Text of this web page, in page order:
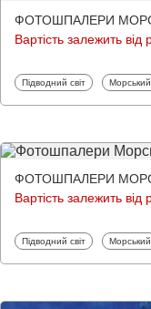
ФОТОШПАЛЕРИ
Вартість залежить від
Фотошпалери
Підводний світ
ФОТОШПАЛЕРИ
Вартість залежить від
Фотошпалери
Підводний світ